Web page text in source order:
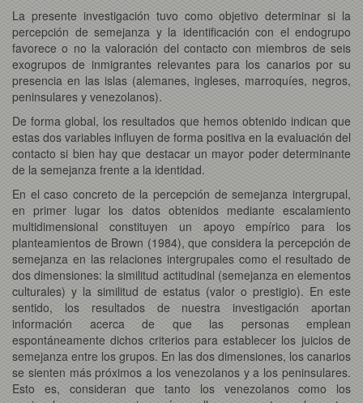
La presente investigación tuvo como objetivo determinar si la
percepción de semejanza y la identificación con el endogrupo
favorece o no la valoración del contacto con miembros de seis
exogrupos de inmigrantes relevantes para los canarios por su
presencia en las islas (alemanes, ingleses, marroquíes, negros,
peninsulares y venezolanos).
De forma global, los resultados que hemos obtenido indican que
estas dos variables influyen de forma positiva en la evaluación del
contacto si bien hay que destacar un mayor poder determinante
de la semejanza frente a la identidad.
En el caso concreto de la percepción de semejanza intergrupal,
en primer lugar los datos obtenidos mediante escalamiento
multidimensional constituyen un apoyo empírico para los
planteamientos de Brown (1984), que considera la percepción de
semejanza en las relaciones intergrupales como el resultado de
dos dimensiones: la similitud actitudinal (semejanza en elementos
culturales) y la similitud de estatus (valor o prestigio). En este
sentido, los resultados de nuestra investigación aportan
información acerca de que las personas emplean
espontáneamente dichos criterios para establecer los juicios de
semejanza entre los grupos. En las dos dimensiones, los canarios
se sienten más próximos a los venezolanos y a los peninsulares.
Esto es, consideran que tanto los venezolanos como los